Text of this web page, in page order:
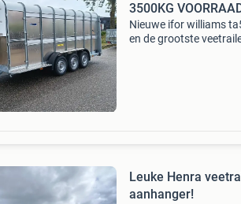
3500KG
Nieuwe ifor williams
en de grootste
Leuke Henra
aanhanger!